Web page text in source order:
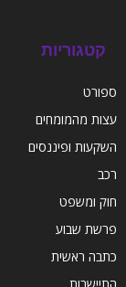
קטגוריות
ספורט
עצות מהמומחים
השקעות ופיננסים
רכב
חוק ומשפט
פרשת שבוע
כתבה ראשית